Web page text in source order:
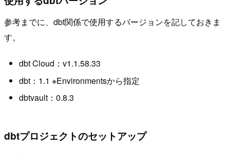
参考までに、dbt関係で使用するバージョンを記しておきま
す。
dbt Cloud：v1.1.58.33
dbt：1.1 ※Environmentsから指定
dbtvault：0.8.3
dbtプロジェクトのセットアップ